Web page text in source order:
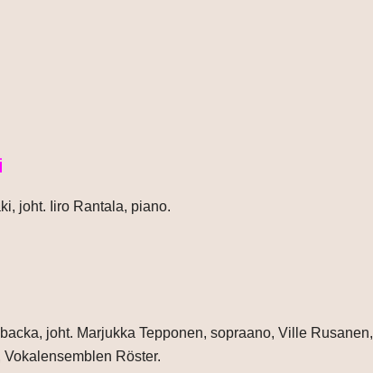
joht. Iiro Rantala, piano.
joht. Marjukka Tepponen, sopraano, Ville Rusanen,
Röster.